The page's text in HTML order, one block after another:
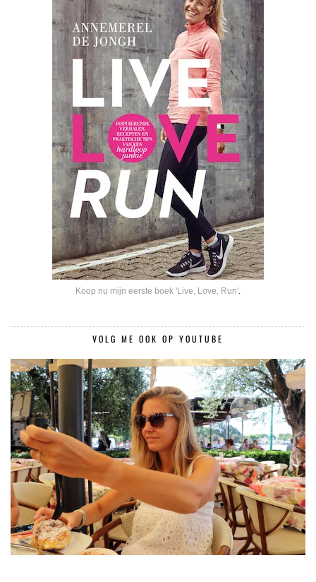
Koop nu mijn eerste boek 'Live, Love, Run'
VOLG ME OOK OP YOUTUBE